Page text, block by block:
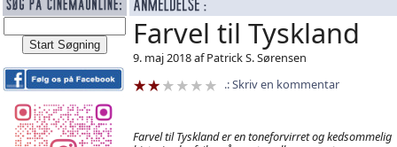
Farvel til Tyskland
9. maj 2018 af Patrick S. Sørensen
Skriv en kommentar
Farvel til Tyskland er en toneforvirret og kedsommelig